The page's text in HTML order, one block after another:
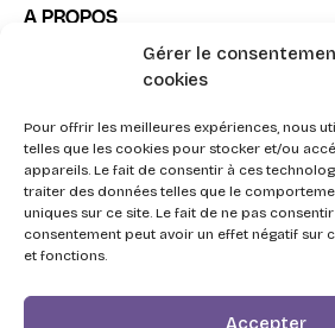
Gérer le
cookies
Pour offrir les meilleures expériences, nous
telles que les cookies pour stocker et/ou
appareils. Le fait de consentir à ces
traiter des données telles que le
uniques sur ce site. Le fait de ne pas
consentement peut avoir un effet négatif sur
et fonctions.
Accepter
A PROPOS
Notre mission
Nous contacter
2026 - Swott, l'Agentic